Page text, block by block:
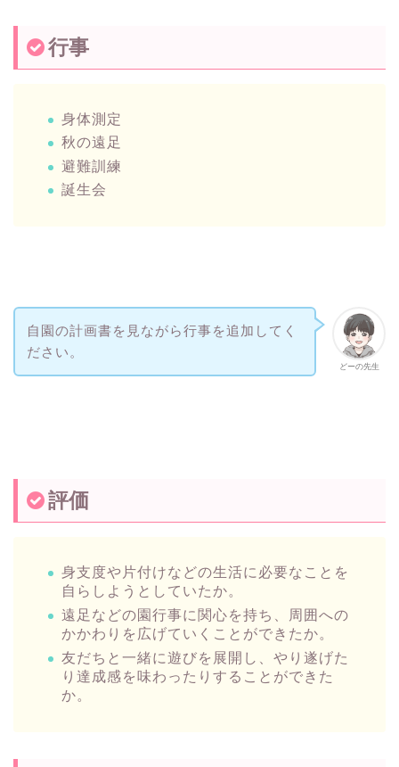
行事
身体測定
秋の遠足
避難訓練
誕生会
どーの先生
自園の計画書を見ながら行事を追加してく
ださい。
評価
身支度や片付けなどの生活に必要なことを
自らしようとしていたか。
遠足などの園行事に関心を持ち、周囲への
かかわりを広げていくことができたか。
友だちと一緒に遊びを展開し、やり遂げた
り達成感を味わったりすることができた
か。